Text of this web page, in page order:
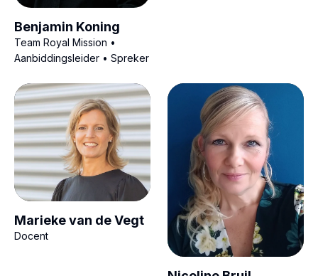
Benjamin Koning
Team Royal Mission •
Aanbiddingsleider • Spreker
Marieke van de Vegt
Docent